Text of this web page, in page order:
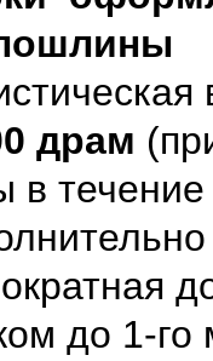
драм
в
до 1-го